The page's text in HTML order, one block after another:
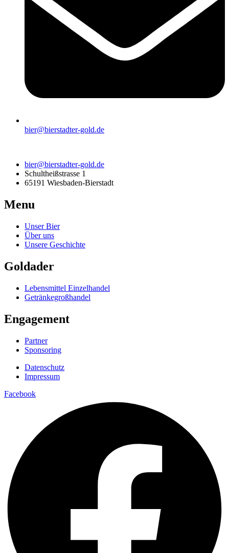
bier@bierstadter-gold.de
bier@bierstadter-gold.de
Schultheißstrasse 1
65191 Wiesbaden-Bierstadt
Menu
Unser Bier
Über uns
Unsere Geschichte
Goldader
Lebensmittel Einzelhandel
Getränkegroßhandel
Engagement
Partner
Sponsoring
Datenschutz
Impressum
Facebook